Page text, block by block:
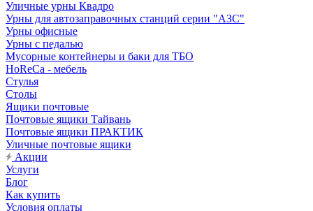
Уличные урны Квадро
Урны для автозаправочных станций серии "АЗС"
Урны офисные
Урны с педалью
Мусорные контейнеры и баки для ТБО
HoReCa - мебель
Стулья
Столы
Ящики почтовые
Почтовые ящики Тайвань
Почтовые ящики ПРАКТИК
Уличные почтовые ящики
Акции
Услуги
Блог
Как купить
Условия оплаты